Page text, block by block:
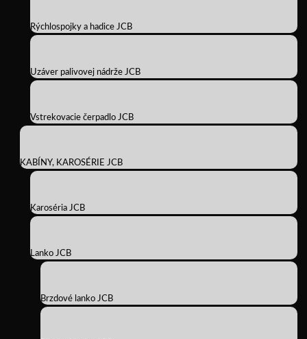
Rýchlospojky a hadice JCB
Uzáver palivovej nádrže JCB
Vstrekovacie čerpadlo JCB
KABÍNY, KAROSÉRIE JCB
Karoséria JCB
Lanko JCB
Brzdové lanko JCB